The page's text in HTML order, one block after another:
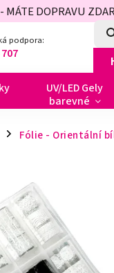
MÁTE DOPRAVU
podpora:
UV/LED Gely
barevné
/ Fólie - Orientální